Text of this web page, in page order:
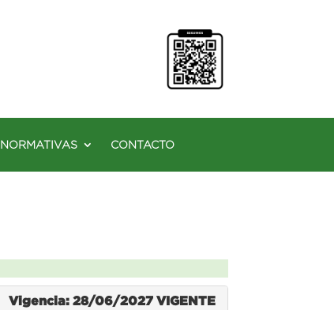
NORMATIVAS CONTACTO
Vigencia: 28/06/2027 VIGENTE